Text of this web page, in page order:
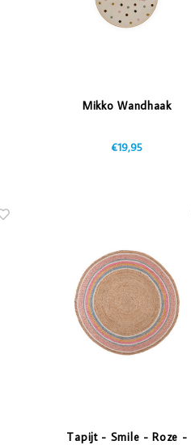
Mikko Wandhaak
€19,95
Tapijt - Smile - Roze -